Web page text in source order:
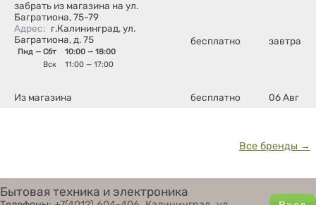
забрать из магазина на ул.
Багратиона, 75-79
Адрес: г.Калининград, ул.
Багратиона, д. 75
Пнд — Сбт
10:00 — 18:00
Вск
11:00 — 17:00
бесплатно завтра
Из магазина бесплатно 06 Авг
Все бренды →
Бытовая техника и электроника